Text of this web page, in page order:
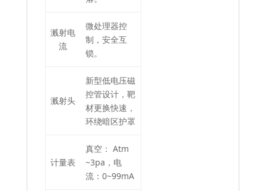
溅射电
流
微处理器控
制，安全互
锁。
溅射头
新型低电压磁
控管设计，靶
材更换快速，
环绕暗区护罩
计量表
真空： Atm
~3pa，电
流：0~99mA